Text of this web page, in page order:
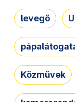
levegő
Közművek